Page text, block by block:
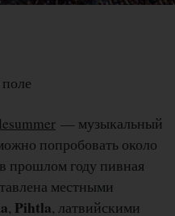
— музыкальный
попробовать около
прошлом году пивная
местными
, Pihtla, латвийскими